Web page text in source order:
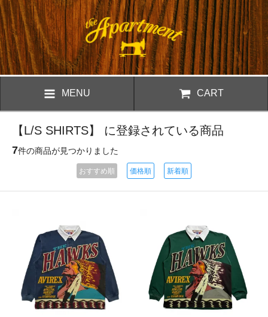
MENU CART
【L/S SHIRTS】 に登録されている商品
7件の商品が見つかりました
おすすめ順 価格順 新着順